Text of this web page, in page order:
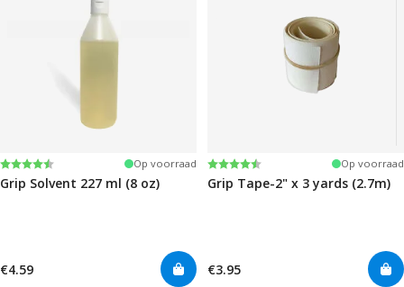
Beoordeling:
4.6 uit 5 sterren Op voorraad
Grip Solvent 227 ml (8 oz)
€4.59
Beoordeling:
4.5 uit 5 sterren Op voorraad
Grip Tape-2" x 3 yards (2.7m)
€3.95